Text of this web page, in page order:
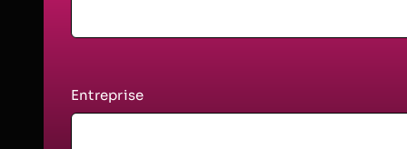
Entreprise